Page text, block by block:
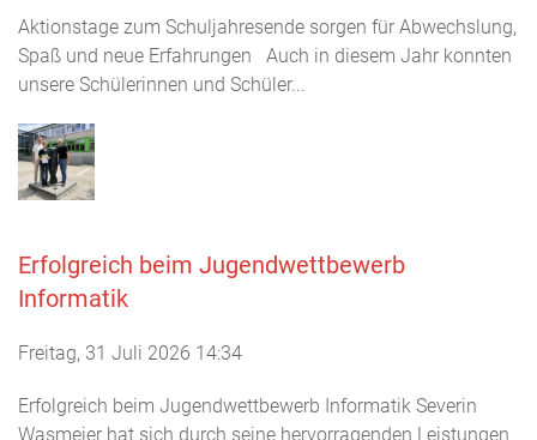
Aktionstage zum Schuljahresende sorgen für Abwechslung,
Spaß und neue Erfahrungen Auch in diesem Jahr konnten
unsere Schülerinnen und Schüler...
Erfolgreich beim Jugendwettbewerb
Informatik
Freitag, 31 Juli 2026 14:34
Erfolgreich beim Jugendwettbewerb Informatik Severin
Wasmeier hat sich durch seine hervorragenden Leistungen